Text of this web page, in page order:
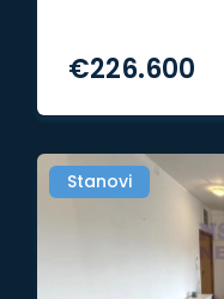
€226.600
Stanovi